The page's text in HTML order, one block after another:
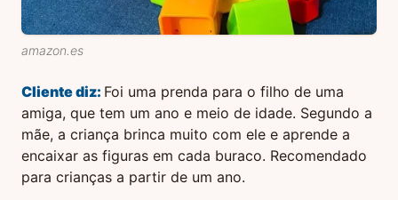
amazon.es
Clientediz: Foi uma prenda para o filho de uma
amiga, que tem um ano e meio de idade. Segundo a
mãe, a criança brinca muito com ele e aprende a
encaixar as figuras em cada buraco. Recomendado
para crianças a partir de um ano.